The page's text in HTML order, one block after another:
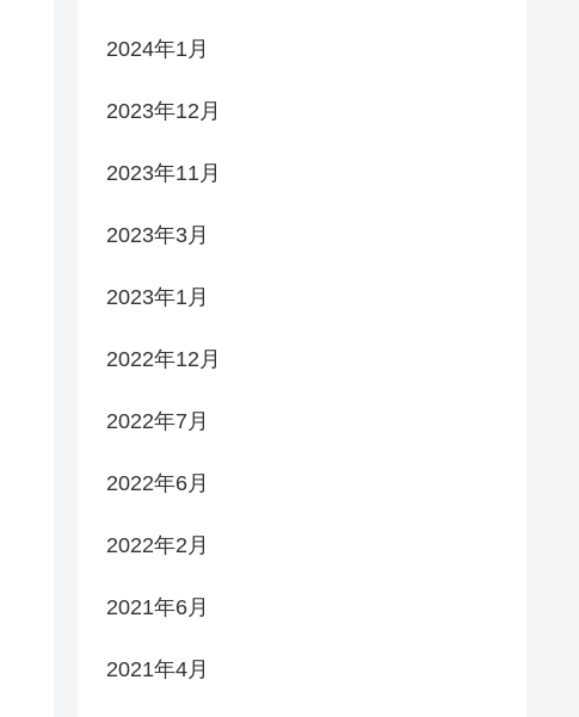
2024年1月
2023年12月
2023年11月
2023年3月
2023年1月
2022年12月
2022年7月
2022年6月
2022年2月
2021年6月
2021年4月